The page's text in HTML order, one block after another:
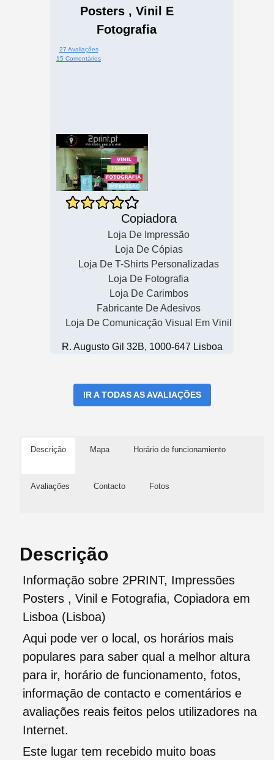
Posters , Vinil E
Fotografia
27 Avaliações
15 Comentários
Copiadora
Loja De Impressão
Loja De Cópias
Loja De T-Shirts Personalizadas
Loja De Fotografia
Loja De Carimbos
Fabricante De Adesivos
Loja De Comunicação Visual Em Vinil
R. Augusto Gil 32B, 1000-647 Lisboa
IR A TODAS AS AVALIAÇÕES
Descrição Mapa Horário de funcionamiento
Avaliações Contacto Fotos
Descrição
Informação sobre 2PRINT, Impressões
Posters , Vinil e Fotografia, Copiadora em
Lisboa (Lisboa)
Aqui pode ver o local, os horários mais
populares para saber qual a melhor altura
para ir, horário de funcionamento, fotos,
informação de contacto e comentários e
avaliações reais feitos pelos utilizadores na
Internet.
Este lugar tem recebido muito boas